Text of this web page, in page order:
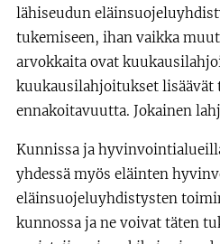
lähiseudun
tukemiseen, ihan vaikka
arvokkaita ovat
kuukausilahjoitukset lisäävät
ennakoitavuutta. Jokainen
Kunnissa ja
yhdessä myös eläinten
eläinsuojeluyhdistysten
kunnossa ja ne voivat täten